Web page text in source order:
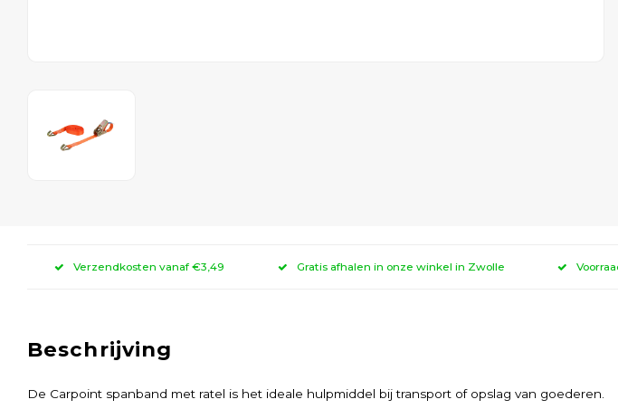
Verzendkosten vanaf €3,49 Gratis afhalen in onze winkel in Zwolle
Beschrijving
De Carpoint spanband met ratel is het ideale hulpmiddel bij transport of opslag van goederen.